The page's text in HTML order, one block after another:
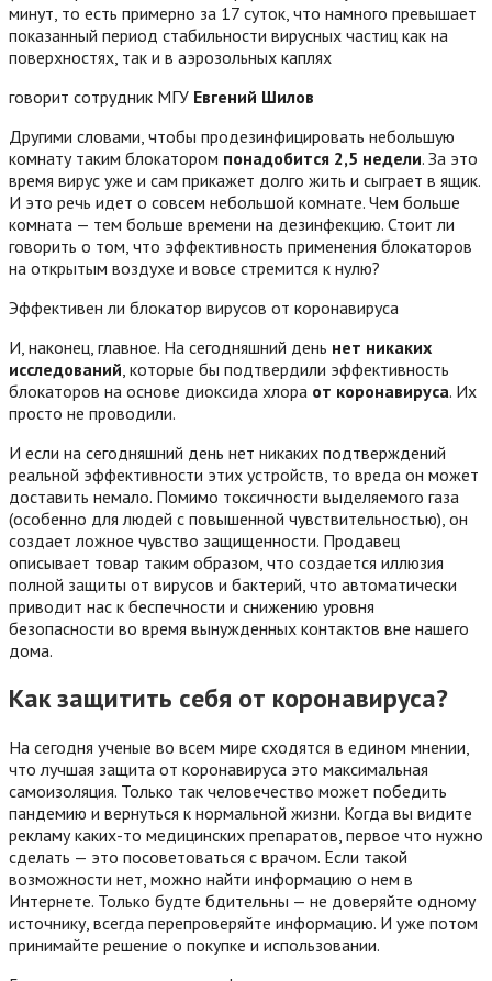
минут, то есть примерно за 17 суток, что намного превышает
показанный период стабильности вирусных частиц как на
поверхностях, так и в аэрозольных каплях
говорит сотрудник МГУ Евгений Шилов
Другими словами, чтобы продезинфицировать небольшую
комнату таким блокатором понадобится 2,5 недели. За это
время вирус уже и сам прикажет долго жить и сыграет в ящик.
И это речь идет о совсем небольшой комнате. Чем больше
комната — тем больше времени на дезинфекцию. Стоит ли
говорить о том, что эффективность применения блокаторов
на открытым воздухе и вовсе стремится к нулю?
Эффективен ли блокатор вирусов от коронавируса
И, наконец, главное. На сегодняшний день нет никаких
исследований, которые бы подтвердили эффективность
блокаторов на основе диоксида хлора от коронавируса. Их
просто не проводили.
И если на сегодняшний день нет никаких подтверждений
реальной эффективности этих устройств, то вреда он может
доставить немало. Помимо токсичности выделяемого газа
(особенно для людей с повышенной чувствительностью), он
создает ложное чувство защищенности. Продавец
описывает товар таким образом, что создается иллюзия
полной защиты от вирусов и бактерий, что автоматически
приводит нас к беспечности и снижению уровня
безопасности во время вынужденных контактов вне нашего
дома.
Как защитить себя от коронавируса?
На сегодня ученые во всем мире сходятся в едином мнении,
что лучшая защита от коронавируса это максимальная
самоизоляция. Только так человечество может победить
пандемию и вернуться к нормальной жизни. Когда вы видите
рекламу каких-то медицинских препаратов, первое что нужно
сделать — это посоветоваться с врачом. Если такой
возможности нет, можно найти информацию о нем в
Интернете. Только будте бдительны — не доверяйте одному
источнику, всегда перепроверяйте информацию. И уже потом
принимайте решение о покупке и использовании.